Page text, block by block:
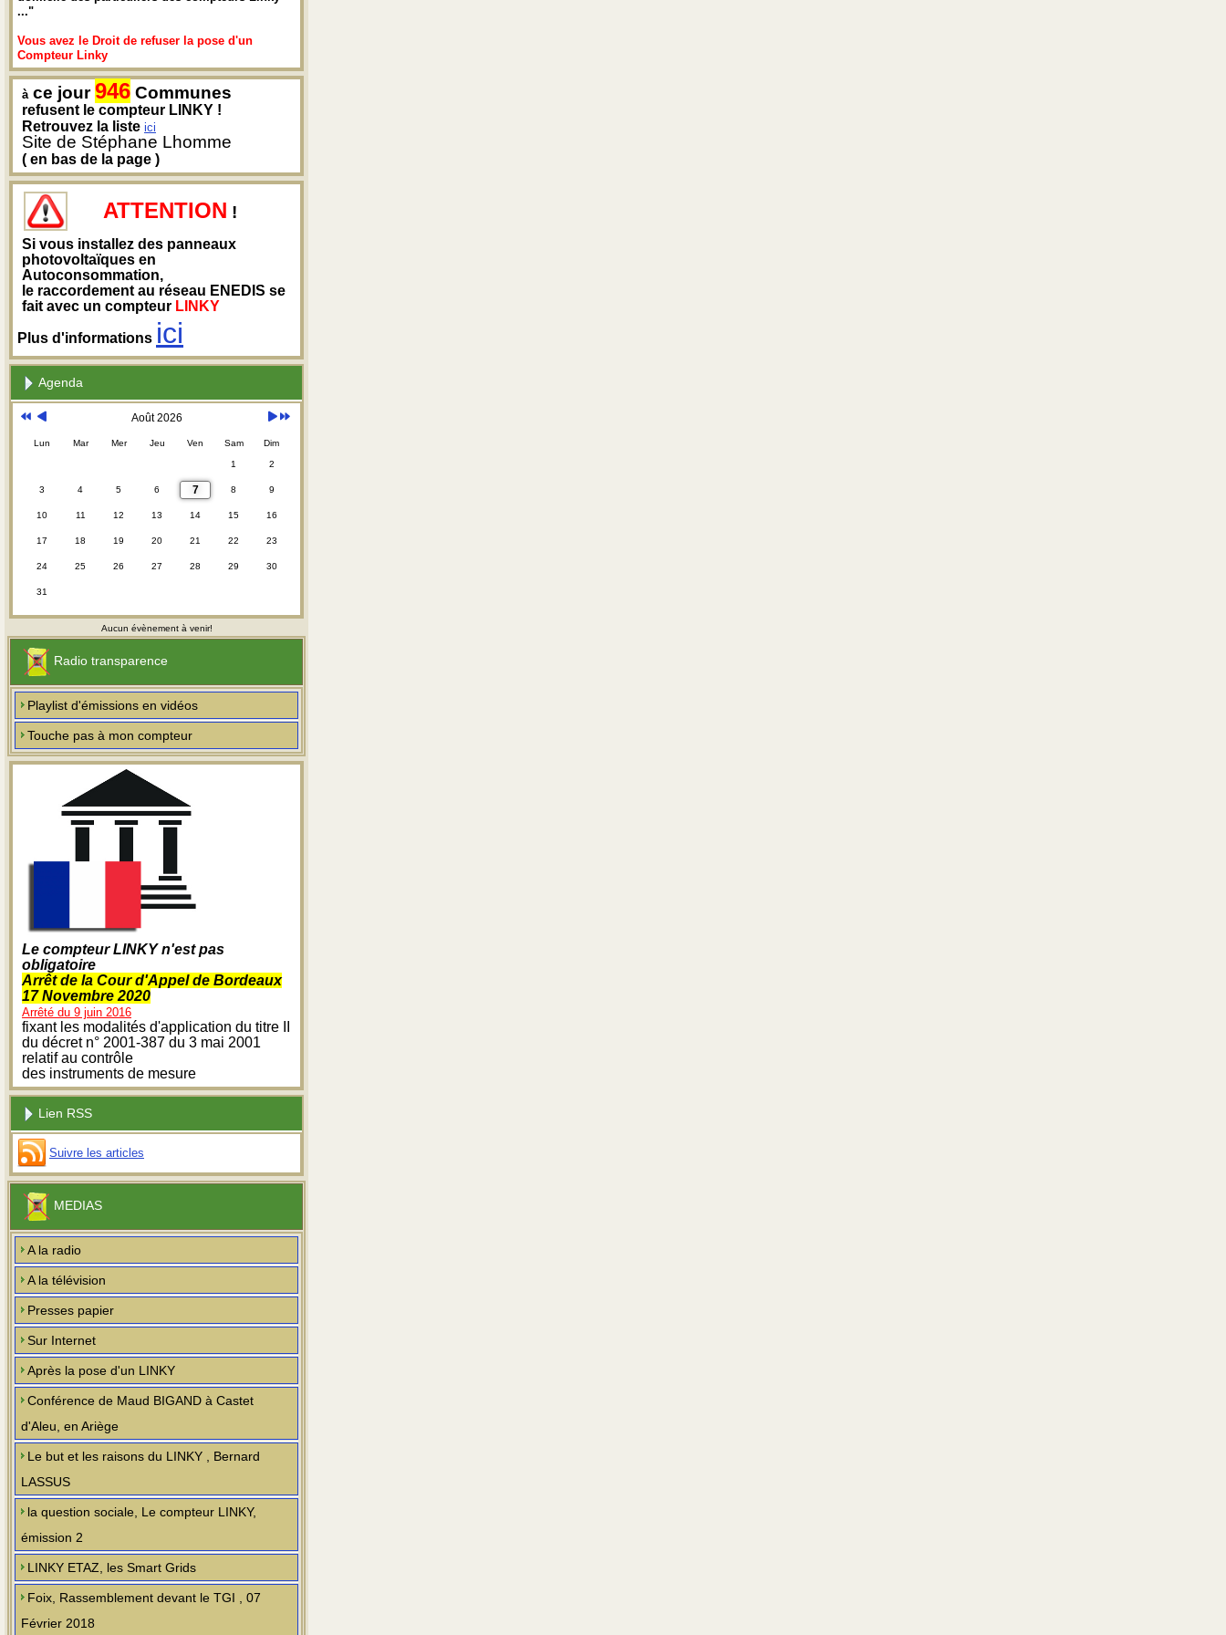
..."
Vous avez le Droit de refuser la pose d'un
Compteur Linky
à ce jour946 Communes
refusent le compteur LINKY !
Retrouvez la liste ici
Site de Stéphane Lhomme
( en bas de la page )
ATTENTION !
Si vous installez des panneaux
photovoltaïques en
Autoconsommation,
le raccordement au réseau ENEDIS se
fait avec un compteur LINKY
Plus d'informations ici
Agenda
Août 2026
Lun Mar Mer Jeu Ven Sam Dim
1 2
3 4 5 6 7 8 9
10 11 12 13 14 15 16
17 18 19 20 21 22 23
24 25 26 27 28 29 30
31
Aucun évènement à venir!
Radio transparence
Playlist d'émissions en vidéos
Touche pas à mon compteur
Le compteur LINKY n'est pas
obligatoire
Arrêt de la Cour d'Appel de Bordeaux
17 Novembre 2020
Arrêté du 9 juin 2016
fixant les modalités d'application du titre II
du décret n° 2001-387 du 3 mai 2001
relatif au contrôle
des instruments de mesure
Lien RSS
Suivre les articles
MEDIAS
A la radio
A la télévision
Presses papier
Sur Internet
Après la pose d'un LINKY
Conférence de Maud BIGAND à Castet
d'Aleu, en Ariège
Le but et les raisons du LINKY , Bernard
LASSUS
la question sociale, Le compteur LINKY,
émission 2
LINKY ETAZ, les Smart Grids
Foix, Rassemblement devant le TGI , 07
Février 2018